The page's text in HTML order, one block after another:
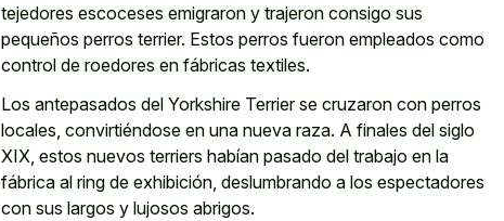
tejedores escoceses emigraron y trajeron consigo sus
pequeños perros terrier. Estos perros fueron empleados como
control de roedores en fábricas textiles.
Los antepasados del Yorkshire Terrier se cruzaron con perros
locales, convirtiéndose en una nueva raza. A finales del siglo
XIX, estos nuevos terriers habían pasado del trabajo en la
fábrica al ring de exhibición, deslumbrando a los espectadores
con sus largos y lujosos abrigos.